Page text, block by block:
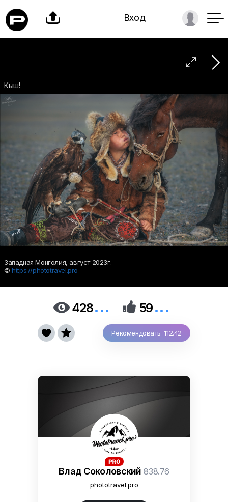
 Вход

Кыш!
Западная Монголия, август 2023г.
©https://phototravel.pro
 428...  59...
Рекомендовать 112.42
 
Влад Соколовский 838.76
phototravel.pro